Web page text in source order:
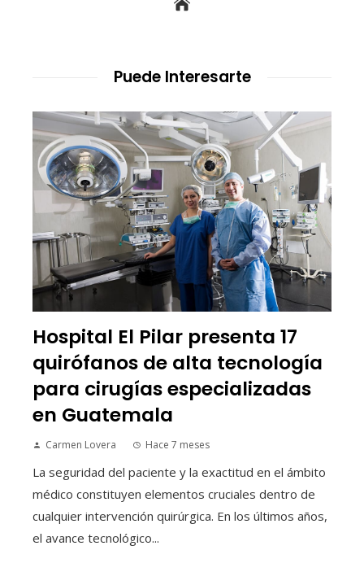
Puede Interesarte
Hospital El Pilar presenta 17
quirófanos de alta tecnología
para cirugías especializadas
en Guatemala
Carmen Lovera Hace 7 meses
La seguridad del paciente y la exactitud en el ámbito
médico constituyen elementos cruciales dentro de
cualquier intervención quirúrgica. En los últimos años,
el avance tecnológico...